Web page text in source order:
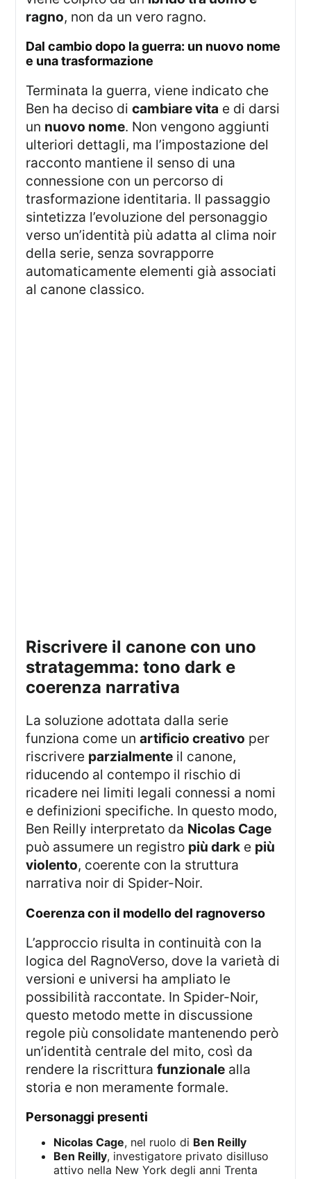
ragno, non da un vero ragno.
dal cambio dopo la guerra: un nuovo nome
e una trasformazione
Terminata la guerra, viene indicato che
Ben ha deciso dicambiare vita e di darsi
un nuovo nome. Non vengono aggiunti
ulteriori dettagli, ma l’impostazione del
racconto mantiene il senso di una
connessione con un percorso di
trasformazione identitaria. Il passaggio
sintetizza l’evoluzione del personaggio
verso un’identità più adatta al clima noir
della serie, senza sovrapporre
automaticamente elementi già associati
al canone classico.
riscrivere il canone con uno
stratagemma: tono dark e
coerenza narrativa
La soluzione adottata dalla serie
funziona come unartificio creativo per
riscrivere parzialmente il canone,
riducendo al contempo il rischio di
ricadere nei limiti legali connessi a nomi
e definizioni specifiche. In questo modo,
Ben Reilly interpretato da Nicolas Cage
può assumere un registro più dark e più
violento, coerente con la struttura
narrativa noir di Spider-Noir.
coerenza con il modello del ragnoverso
L’approccio risulta in continuità con la
logica del RagnoVerso, dove la varietà di
versioni e universi ha ampliato le
possibilità raccontate. In Spider-Noir,
questo metodo mette in discussione
regole più consolidate mantenendo però
un’identità centrale del mito, così da
rendere la riscritturafunzionale alla
storia e non meramente formale.
personaggi presenti
Nicolas Cage, nel ruolo di Ben Reilly
Ben Reilly, investigatore privato disilluso
attivo nella New York degli anni Trenta